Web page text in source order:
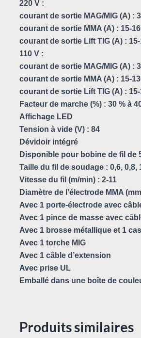
220 V :
courant de sortie MAG/MIG (A) :
courant de sortie MMA (A) : 15-
courant de sortie Lift TIG (A) :
110 V :
courant de sortie MAG/MIG (A) :
courant de sortie MMA (A) : 15-
courant de sortie Lift TIG (A) :
Facteur de marche (%) : 30 % à
Affichage LED
Tension à vide (V) : 84
Dévidoir intégré
Disponible pour bobine de fil de
Taille du fil de soudage : 0,6, 0,8,
Vitesse du fil (m/min) : 2-11
Diamètre de l’électrode MMA
Avec 1 porte-électrode avec
Avec 1 pince de masse avec
Avec 1 brosse métallique et 1
Avec 1 torche MIG
Avec 1 câble d’extension
Avec prise UL
Emballé dans une boîte de
Produits similaires